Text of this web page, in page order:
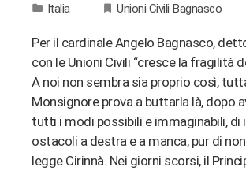
Italia Unioni Civili Bagnasco
Per il cardinale Angelo Bagnasco,
con le Unioni Civili “cresce la fragilità
A noi non sembra sia proprio così,
Monsignore prova a buttarla là, dopo
tutti i modi possibili e immaginabili, di
ostacoli a destra e a manca, pur di
legge Cirinnà. Nei giorni scorsi, il